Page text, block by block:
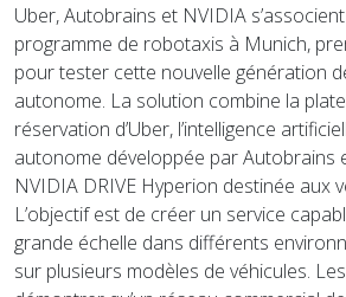
Uber, Autobrains et NVIDIA
programme de robotaxis à Munich,
pour tester cette nouvelle génération
autonome. La solution combine la
réservation d’Uber, l’intelligence
autonome développée par Autobrains
NVIDIA DRIVE Hyperion destinée aux
L’objectif est de créer un service
grande échelle dans différents
sur plusieurs modèles de véhicules.